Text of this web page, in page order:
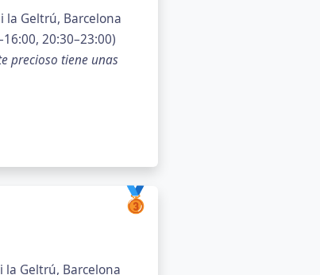
la Geltrú, Barcelona
20:30–23:00)
precioso tiene unas
🥉
la Geltrú, Barcelona